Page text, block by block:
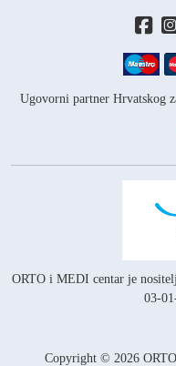
Copyright © 2026
Ugovorni partner Hrvatskog
ORTO i MEDI centar je nositelj
03-